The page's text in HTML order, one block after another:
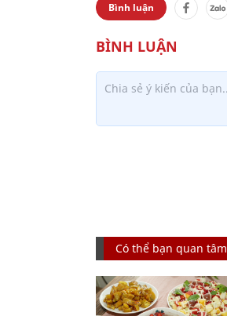
Bình luận
Có thể bạn quan tâm